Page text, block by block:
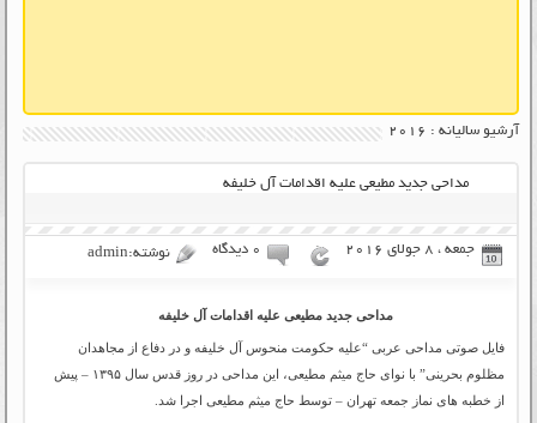
آرشیو سالیانه : 2016
مداحی جدید مطیعی علیه اقدامات آل خلیفه
جمعه ، 8 جولای 2016 ۰ دیدگاه نوشته:admin
مداحی جدید مطیعی علیه اقدامات آل خلیفه
فایل صوتی مداحی عربی “علیه حکومت منحوس آل خلیفه و در دفاع از مجاهدان
مظلوم بحرینی” با نوای حاج میثم مطیعی، این مداحی در روز قدس سال ۱۳۹۵ – پیش
از خطبه های نماز جمعه تهران – توسط حاج میثم مطیعی اجرا شد.